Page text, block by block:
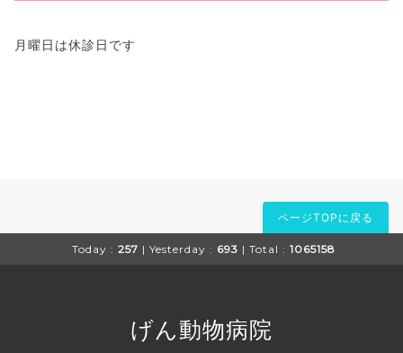
月曜日は休診日です
ページTOPに戻る
Today : 257 | Yesterday : 693 | Total : 1065158
げん動物病院